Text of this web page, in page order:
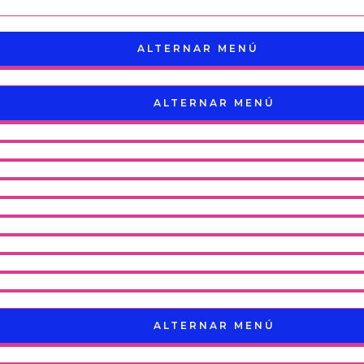
ALTERNAR MENÚ
ALTERNAR MENÚ
ALTERNAR MENÚ